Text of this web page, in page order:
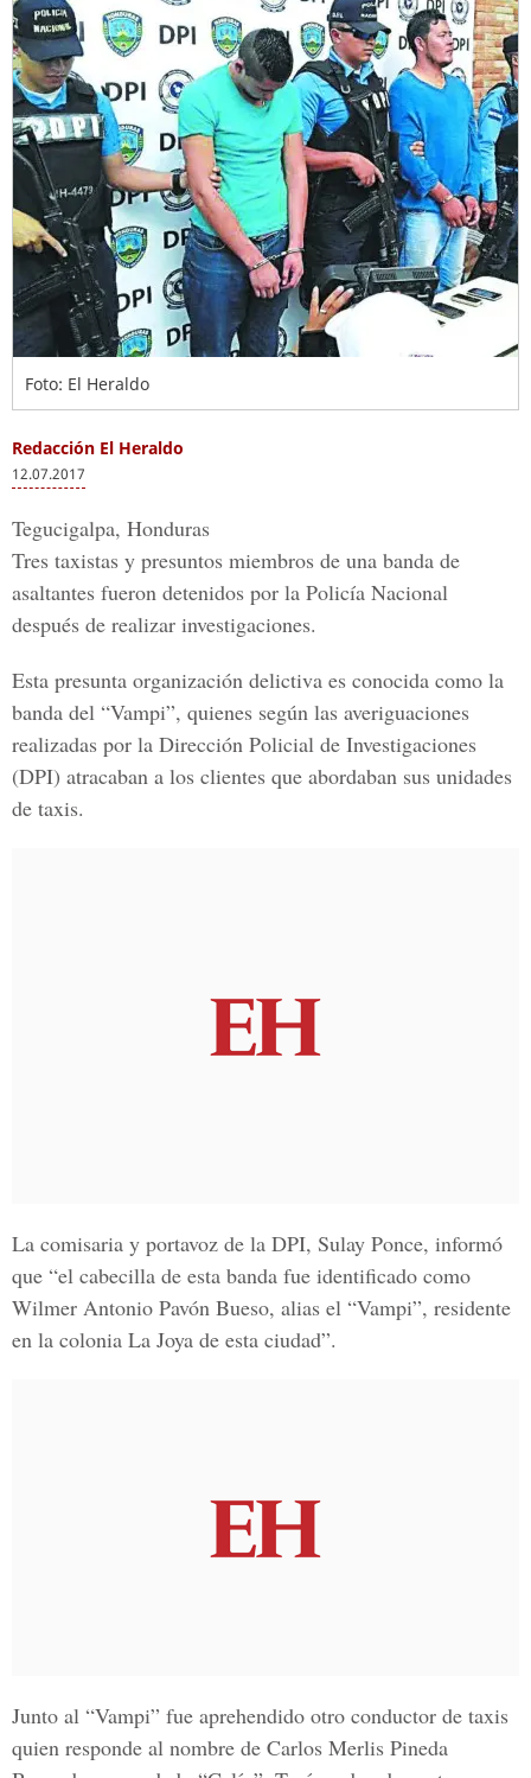
Foto: El Heraldo
Redacción El Heraldo
12.07.2017
Tegucigalpa, Honduras
Tres taxistas y presuntos miembros de una banda de
asaltantes fueron detenidos por la Policía Nacional
después de realizar investigaciones.
Esta presunta organización delictiva es conocida como la
banda del “Vampi”, quienes según las averiguaciones
realizadas por la Dirección Policial de Investigaciones
(DPI) atracaban a los clientes que abordaban sus unidades
de taxis.
La comisaria y portavoz de la DPI, Sulay Ponce, informó
que “el cabecilla de esta banda fue identificado como
Wilmer Antonio Pavón Bueso, alias el “Vampi”, residente
en la colonia La Joya de esta ciudad”.
Junto al “Vampi” fue aprehendido otro conductor de taxis
quien responde al nombre de Carlos Merlis Pineda